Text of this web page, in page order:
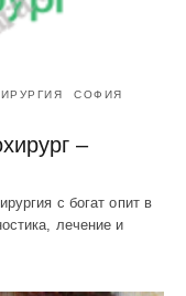
СОФИЯ
–
с богат опит в
лечение и